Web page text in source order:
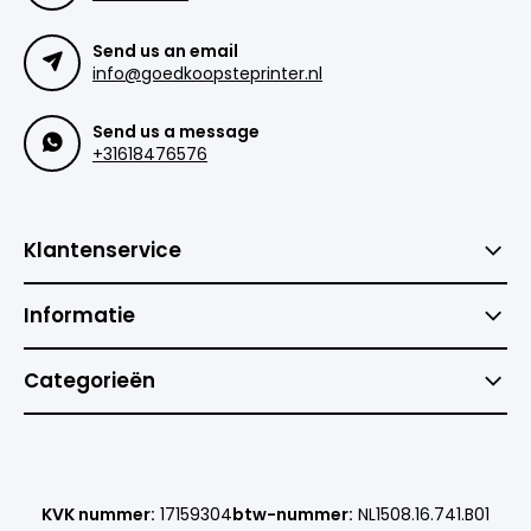
Send us an email
info@goedkoopsteprinter.nl
Send us a message
+31618476576
Klantenservice
Informatie
Categorieën
KVK nummer: 17159304btw-nummer: NL1508.16.741.B01